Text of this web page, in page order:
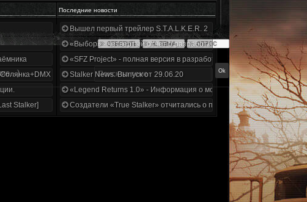
Последние новости
1.3.5.ООП.МА.К.
Stalker]
Вышел первый трейлер S.T.A.L.K.E.R. 2
«Выбор» - четвертый отчет о разработке!
«SFZ Project» - полная версия в разработке!
Stalker News. Выпуск от 29.06.20
«Legend Returns 1.0» - Информация о моде за июнь 2020
Создатели «True Stalker» отчитались о проделанной работе